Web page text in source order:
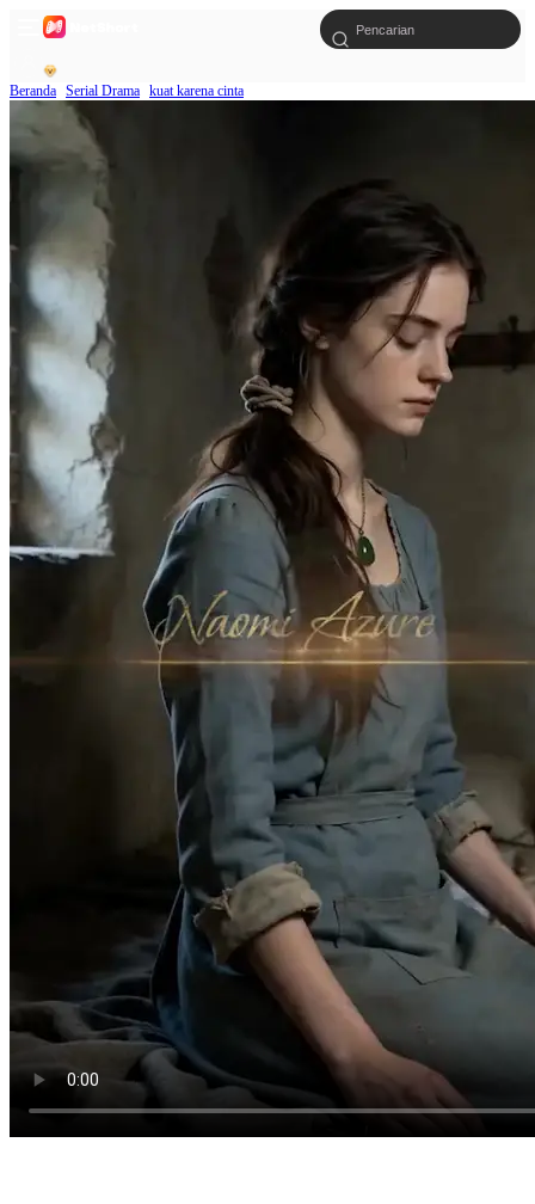
Beranda Serial Drama kuat karena cinta
Click to unmute
Dasar gak berguna!